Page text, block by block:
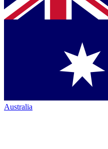
Australia